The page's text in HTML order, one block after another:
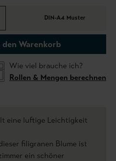
DIN-A4 Muster
den Warenkorb
Wie viel brauche ich?
Rollen & Mengen berechnen
eine luftige Leichtigkeit
filigranen Blume ist
ein schöner